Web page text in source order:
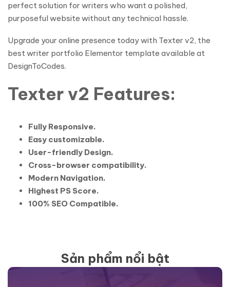
perfect solution for writers who want a polished,
purposeful website without any technical hassle.
Upgrade your online presence today with Texter v2, the
best writer portfolio Elementor template available at
DesignToCodes.
Texter v2 Features:
Fully Responsive.
Easy customizable.
User-friendly Design.
Cross-browser compatibility.
Modern Navigation.
Highest PS Score.
100% SEO Compatible.
Sản phẩm nổi bật